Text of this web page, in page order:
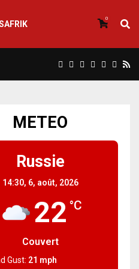
0
METEO
Russie
14:30, 6, août, 2026
22 °C
Couvert
Gust: 21 mph